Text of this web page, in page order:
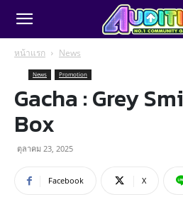
หน้าแรก News
News Promotion
Gacha : Grey
Box
ตุลาคม 23, 2025
Facebook X